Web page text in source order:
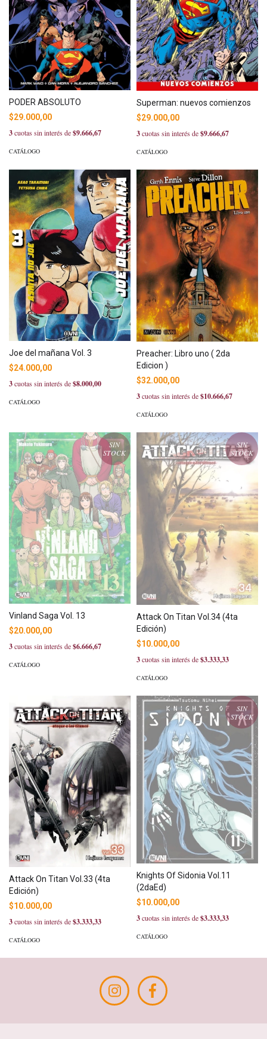
PODER ABSOLUTO
$29.000,00
3cuotas sin interés de$9.666,67
CATÁLOGO
Superman: nuevos comienzos
$29.000,00
3cuotas sin interés de$9.666,67
CATÁLOGO
Joe del mañana Vol. 3
$24.000,00
3cuotas sin interés de$8.000,00
CATÁLOGO
Preacher: Libro uno ( 2da
Edicion )
$32.000,00
3cuotas sin interés de$10.666,67
CATÁLOGO
SIN
STOCK
Vinland Saga Vol. 13
$20.000,00
3cuotas sin interés de$6.666,67
CATÁLOGO
SIN
STOCK
Attack On Titan Vol.34 (4ta
Edición)
$10.000,00
3cuotas sin interés de$3.333,33
CATÁLOGO
Attack On Titan Vol.33 (4ta
Edición)
$10.000,00
3cuotas sin interés de$3.333,33
CATÁLOGO
SIN
STOCK
Knights Of Sidonia Vol.11
(2daEd)
$10.000,00
3cuotas sin interés de$3.333,33
CATÁLOGO